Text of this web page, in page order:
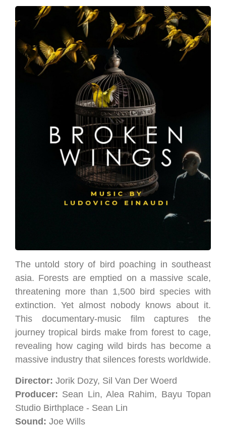
The untold story of bird poaching in southeast
asia. Forests are emptied on a massive scale,
threatening more than 1,500 bird species with
extinction. Yet almost nobody knows about it.
This documentary-music film captures the
journey tropical birds make from forest to cage,
revealing how caging wild birds has become a
massive industry that silences forests worldwide.
Director: Jorik Dozy, Sil Van Der Woerd
Producer: Sean Lin, Alea Rahim, Bayu Topan
Studio Birthplace - Sean Lin
Sound: Joe Wills